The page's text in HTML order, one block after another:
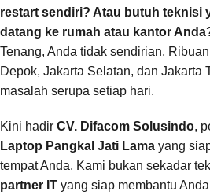
restart sendiri? Atau butuh teknisi
datang ke rumah atau kantor
Tenang, Anda tidak sendirian.
Depok, Jakarta Selatan, dan Jakarta
masalah serupa setiap hari.
Kini hadir CV. Difacom Solusindo,
Laptop Pangkal Jati Lama yang
tempat Anda. Kami bukan sekadar
partner IT yang siap membantu